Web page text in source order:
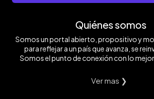
Quiénes somos
Somos un portal abierto, propositivo y
para reflejar a un país que avanza, se
Somos el punto de conexión con lo mejor
Ver mas ❯